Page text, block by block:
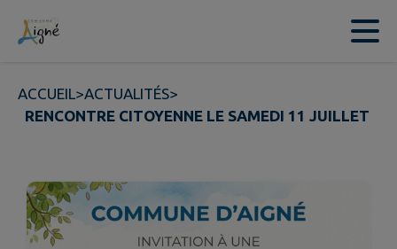
Contenu
ACCUEIL>ACTUALITÉS>
RENCONTRE CITOYENNE LE SAMEDI 11 JUILLET